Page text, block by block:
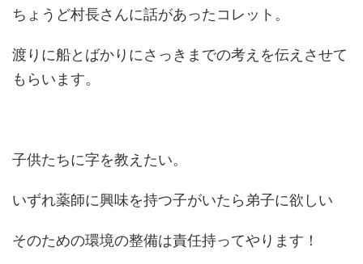
ちょうど村長さんに話があったコレット。
渡りに船とばかりにさっきまでの考えを伝えさせて
もらいます。
子供たちに字を教えたい。
いずれ薬師に興味を持つ子がいたら弟子に欲しい
そのための環境の整備は責任持ってやります！